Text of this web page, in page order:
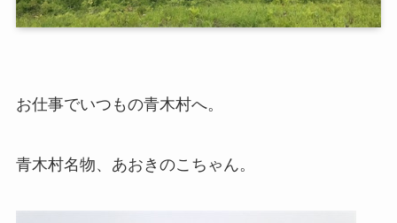
お仕事でいつもの青木村へ。
青木村名物、 あおきのこちゃん。